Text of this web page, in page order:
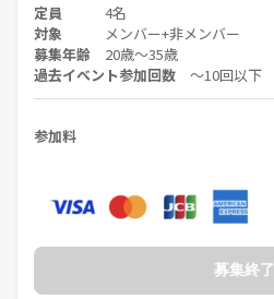
ーーー
【募集要件】
応募目安は20-35歳女性のみ。
この日がダメでも、毎週活動してます
ご都合良い日をご連絡くださいませ！
まずは世界イチ気楽にお問い合わせくだ
定員 4名
対象 メンバー+非メンバー
募集年齢 20歳〜35歳
過去イベント参加回数 〜10回以下
参加料
募集終了